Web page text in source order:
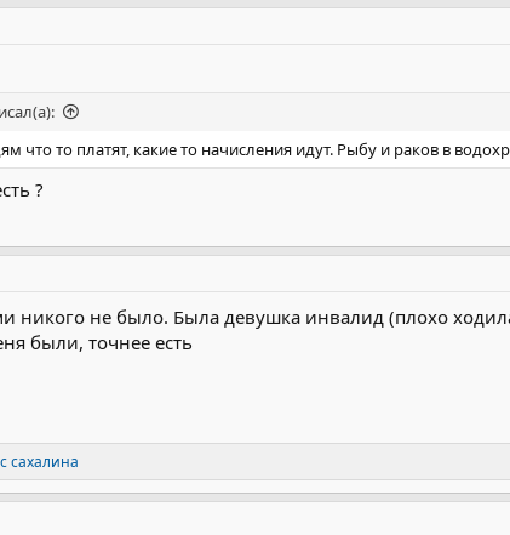
что то платят, какие то начисления идут. Рыбу и раков в
?
никого не было. Была девушка инвалид (плохо
были, точнее есть
сахалина